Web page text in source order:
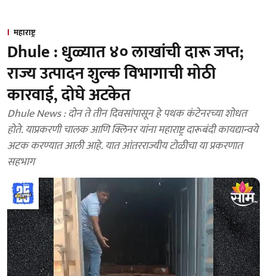
महाराष्ट्र
Dhule : धुळ्यात ४० लाखांची दारू जप्त;
राज्य उत्पादन शुल्क विभागाची मोठी
कारवाई, दोघे अटकेत
Dhule News : दोन ते तीन दिवसांपासून हे पथक कंटेनरच्या शोधत
होते. याप्रकरणी चालक आणि क्लिनर यांना महाराष्ट्र दारूबंदी कायद्यान्वये
अटक करण्यात आली आहे. यात आंतरराज्यीय टोळीचा या प्रकरणात
सहभाग